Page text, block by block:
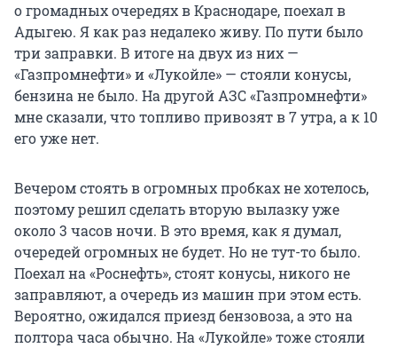
о громадных очередях в Краснодаре, поехал в
Адыгею. Я как раз недалеко живу. По пути было
три заправки. В итоге на двух из них —
«Газпромнефти» и «Лукойле» — стояли конусы,
бензина не было. На другой АЗС «Газпромнефти»
мне сказали, что топливо привозят в 7 утра, а к 10
его уже нет.
Вечером стоять в огромных пробках не хотелось,
поэтому решил сделать вторую вылазку уже
около 3 часов ночи. В это время, как я думал,
очередей огромных не будет. Но не тут-то было.
Поехал на «Роснефть», стоят конусы, никого не
заправляют, а очередь из машин при этом есть.
Вероятно, ожидался приезд бензовоза, а это на
полтора часа обычно. На «Лукойле» тоже стояли